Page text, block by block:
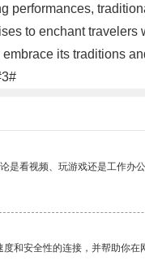
performances,
to enchant
its traditions
是看视频、玩游戏还是工作办
和安全性的连接，并帮助你在